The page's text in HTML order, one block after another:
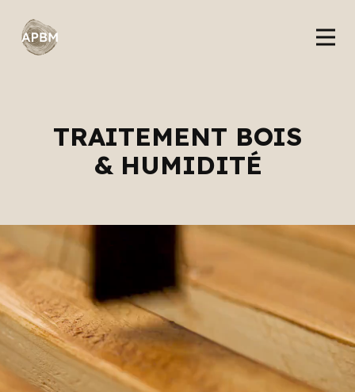
TRAITEMENT BOIS
& HUMIDITÉ